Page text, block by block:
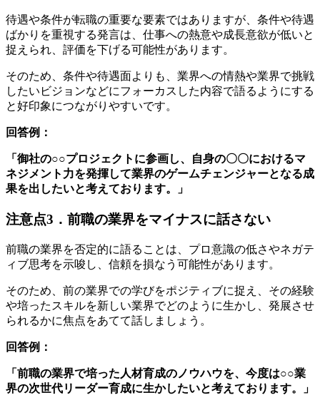
待遇や条件が転職の重要な要素ではありますが、条件や待遇
ばかりを重視する発言は、仕事への熱意や成長意欲が低いと
捉えられ、評価を下げる可能性があります。
そのため、条件や待遇面よりも、業界への情熱や業界で挑戦
したいビジョンなどにフォーカスした内容で語るようにする
と好印象につながりやすいです。
回答例：
「御社の○○プロジェクトに参画し、自身の〇〇におけるマ
ネジメント力を発揮して業界のゲームチェンジャーとなる成
果を出したいと考えております。」
注意点3．前職の業界をマイナスに話さない
前職の業界を否定的に語ることは、プロ意識の低さやネガテ
ィブ思考を示唆し、信頼を損なう可能性があります。
そのため、前の業界での学びをポジティブに捉え、その経験
や培ったスキルを新しい業界でどのように生かし、発展させ
られるかに焦点をあてて話しましょう。
回答例：
「前職の業界で培った人材育成のノウハウを、今度は○○業
界の次世代リーダー育成に生かしたいと考えております。」